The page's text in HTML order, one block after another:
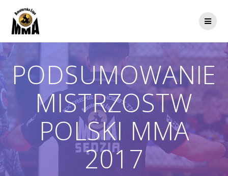
PODSUMOWANIE
MISTRZOSTW
POLSKI MMA
2017